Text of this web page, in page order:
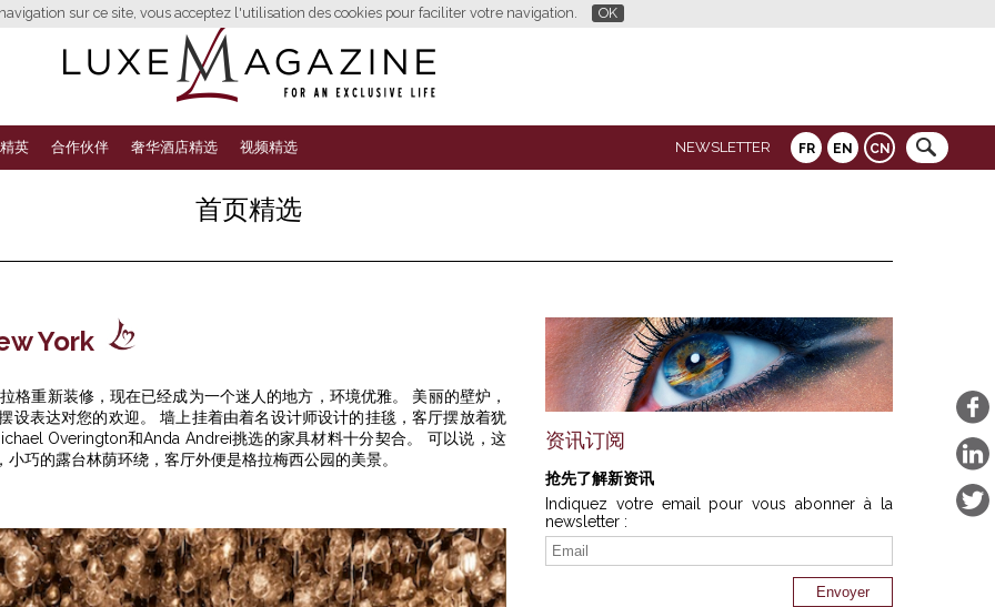
sur ce site, vous acceptez l'utilisation des cookies pour faciliter votre navigation. OK
FR EN CN
英 合作伙伴 奢华酒店精选 视频精选 NEWSLETTER
首页精选
York
格重新装修，现在已经成为一个迷人的地方，环境优雅。 美丽的壁炉，
设表达对您的欢迎。 墙上挂着由着名设计师设计的挂毯，客厅摆放着犹
Overington和Anda Andrei挑选的家具材料十分契合。 可以说，这
巧的露台林荫环绕，客厅外便是格拉梅西公园的美景。
资讯订阅
抢先了解新资讯
Indiquez votre email pour vous abonner à la
newsletter :